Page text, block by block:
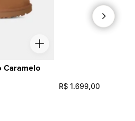
Caramelo
R$ 1.699,00